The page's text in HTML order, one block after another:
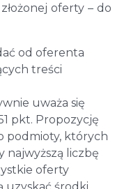
oferty – do
od oferenta
treści
uważa się
pkt. Propozycję
podmioty, których
najwyższą liczbę
oferty